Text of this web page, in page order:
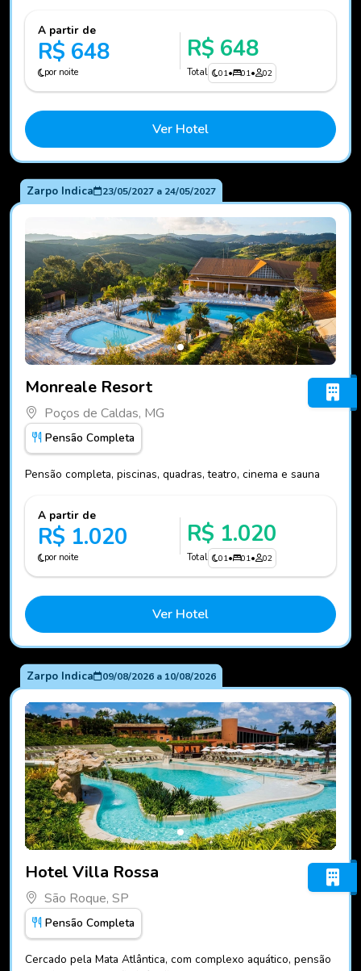
A partir de
R$ 648
por noite
R$ 648
Total 01• 01• 02
Ver Hotel
Zarpo Indica 23/05/2027a 24/05/2027
Monreale Resort
Poços de Caldas, MG
Pensão Completa
Pensão completa, piscinas, quadras, teatro, cinema e sauna
A partir de
R$ 1.020
por noite
R$ 1.020
Total 01• 01• 02
Ver Hotel
Zarpo Indica 09/08/2026a 10/08/2026
Hotel Villa Rossa
São Roque, SP
Pensão Completa
Cercado pela Mata Atlântica, com complexo aquático, pensão